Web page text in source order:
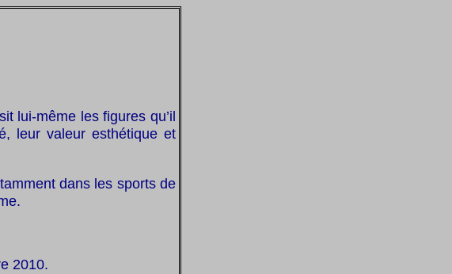
lui-même les figures qu’il
leur valeur esthétique et
dans les sports de
2010.